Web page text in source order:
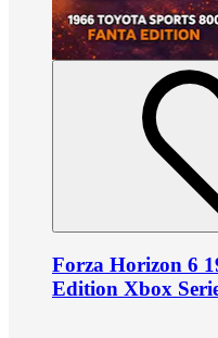
Forza Horizon 6
Edition Xbox